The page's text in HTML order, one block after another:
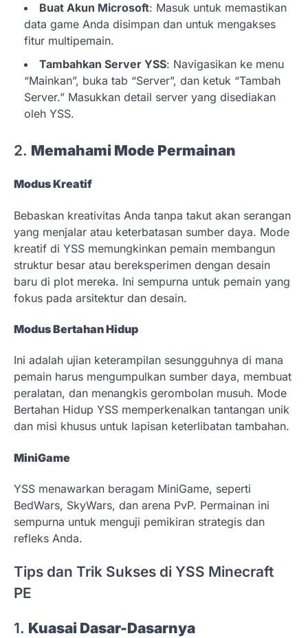
Buat Akun Microsoft: Masuk untuk memastikan
data game Anda disimpan dan untuk mengakses
fitur multipemain.
Tambahkan Server YSS: Navigasikan ke menu
“Mainkan”, buka tab “Server”, dan ketuk “Tambah
Server.” Masukkan detail server yang disediakan
oleh YSS.
2. Memahami Mode Permainan
Modus Kreatif
Bebaskan kreativitas Anda tanpa takut akan serangan
yang menjalar atau keterbatasan sumber daya. Mode
kreatif di YSS memungkinkan pemain membangun
struktur besar atau bereksperimen dengan desain
baru di plot mereka. Ini sempurna untuk pemain yang
fokus pada arsitektur dan desain.
Modus Bertahan Hidup
Ini adalah ujian keterampilan sesungguhnya di mana
pemain harus mengumpulkan sumber daya, membuat
peralatan, dan menangkis gerombolan musuh. Mode
Bertahan Hidup YSS memperkenalkan tantangan unik
dan misi khusus untuk lapisan keterlibatan tambahan.
MiniGame
YSS menawarkan beragam MiniGame, seperti
BedWars, SkyWars, dan arena PvP. Permainan ini
sempurna untuk menguji pemikiran strategis dan
refleks Anda.
Tips dan Trik Sukses di YSS Minecraft
PE
1. Kuasai Dasar-Dasarnya